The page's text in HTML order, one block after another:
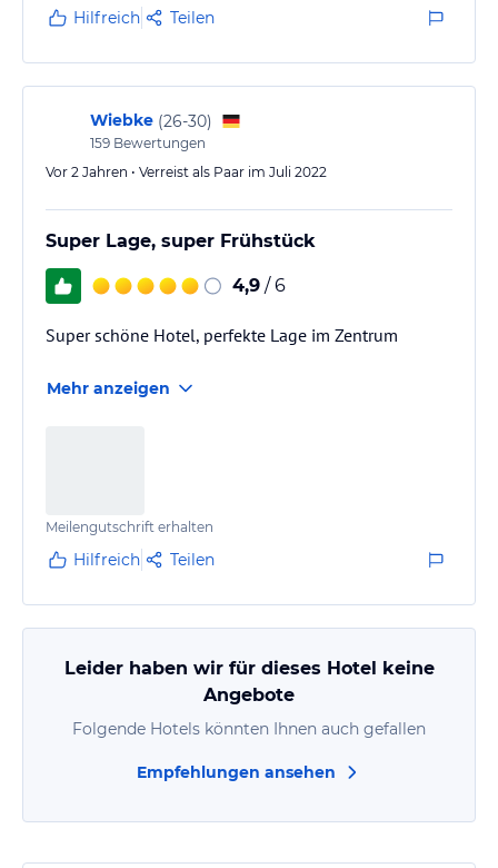
Hilfreich Teilen
Wiebke (26-30)
159 Bewertungen
Vor 2 Jahren • Verreist als Paar im Juli 2022
Super Lage, super Frühstück
4,9 / 6
Super schöne Hotel, perfekte Lage im Zentrum
Mehr anzeigen
Meilengutschrift erhalten
Hilfreich Teilen
Leider haben wir für dieses Hotel keine
Angebote
Folgende Hotels könnten Ihnen auch gefallen
Empfehlungen ansehen